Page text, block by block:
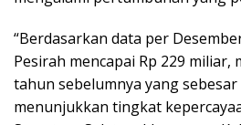
“Berdasarkan data per
Pesirah mencapai Rp 229 miliar,
tahun sebelumnya yang sebesar
menunjukkan tingkat